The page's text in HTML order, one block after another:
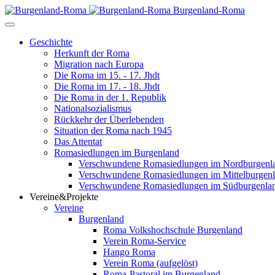
Burgenland-Roma
Geschichte
Herkunft der Roma
Migration nach Europa
Die Roma im 15. - 17. Jhdt
Die Roma im 17. - 18. Jhdt
Die Roma in der 1. Republik
Nationalsozialismus
Rückkehr der Überlebenden
Situation der Roma nach 1945
Das Attentat
Romasiedlungen im Burgenland
Verschwundene Romasiedlungen im
Verschwundene Romasiedlungen im
Verschwundene Romasiedlungen im
Vereine&Projekte
Vereine
Burgenland
Roma Volkshochschule Burgenland
Verein Roma-Service
Hango Roma
Verein Roma (aufgelöst)